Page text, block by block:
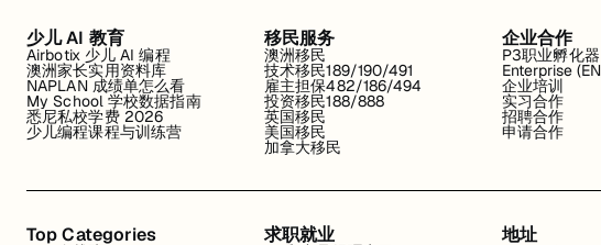
少儿 AI 教育
Airbotix 少儿 AI 编程
澳洲家长实用资料库
NAPLAN 成绩单怎么看
My School 学校数据指南
悉尼私校学费 2026
少儿编程课程与训练营
移民服务
澳洲移民
技术移民189/190/491
雇主担保482/186/494
投资移民188/888
英国移民
美国移民
加拿大移民
企业合作
P3职业孵化器
Enterprise
企业培训
实习合作
招聘合作
申请合作
Top Categories 求职就业 地址